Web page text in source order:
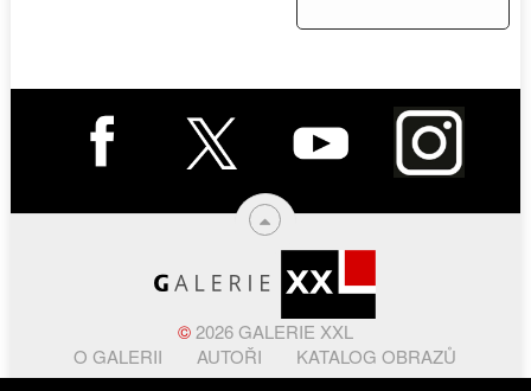
©2026 GALERIE XXL
O GALERII
AUTOŘI KATALOG OBRAZŮ